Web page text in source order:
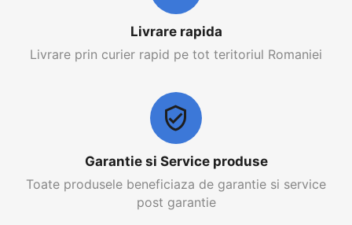
Livrare rapida
Livrare prin curier rapid pe tot teritoriul Romaniei
Garantie si Service produse
Toate produsele beneficiaza de garantie si service
post garantie